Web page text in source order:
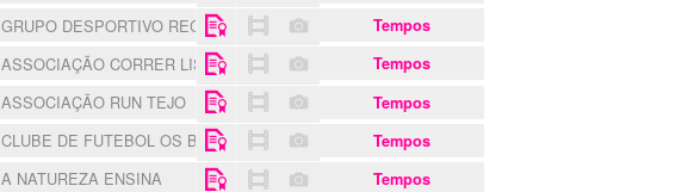
GRUPO DESPORTIVO RECREATIVO E CULTURAL PONTERROLENSE
Tempos
ASSOCIAÇÃO CORRER LISBOA Tempos
ASSOCIAÇÃO RUN TEJO Tempos
CLUBE DE FUTEBOL OS BELENENSES Tempos
A NATUREZA ENSINA Tempos